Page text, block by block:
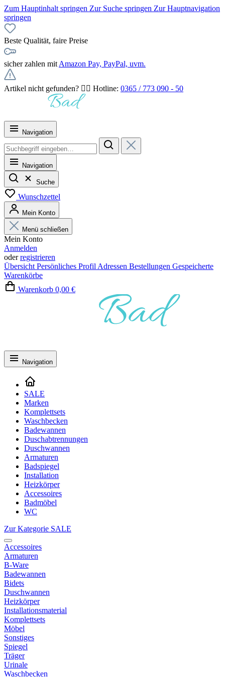
Zum Hauptinhalt springen Zur Suche springen Zur Hauptnavigation
springen
Beste Qualität, faire Preise
sicher zahlen mit Amazon Pay, PayPal, uvm.
Artikel nicht gefunden? 👉🏻 Hotline: 0365 / 773 090 - 50
Navigation
Navigation
Suche
Wunschzettel
Mein Konto
Menü schließen
Mein Konto
Anmelden
oderregistrieren
Übersicht Persönliches Profil Adressen Bestellungen Gespeicherte
Warenkörbe
Warenkorb 0,00 €
Navigation
SALE
Marken
Komplettsets
Waschbecken
Badewannen
Duschabtrennungen
Duschwannen
Armaturen
Badspiegel
Installation
Heizkörper
Accessoires
Badmöbel
WC
Zur Kategorie SALE
Accessoires
Armaturen
B-Ware
Badewannen
Bidets
Duschwannen
Heizkörper
Installationsmaterial
Komplettsets
Möbel
Sonstiges
Spiegel
Träger
Urinale
Waschbecken